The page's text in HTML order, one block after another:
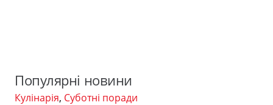
Популярні новини
Кулінарія, Суботні поради